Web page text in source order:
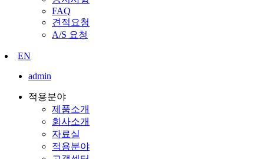
FAQ
견적요청
A/S 요청
EN
admin
적용분야
제품소개
회사소개
자료실
적용분야